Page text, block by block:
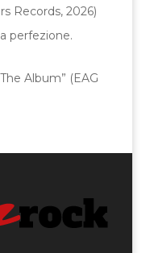
Records, 2026)
perfezione.
Album” (EAG